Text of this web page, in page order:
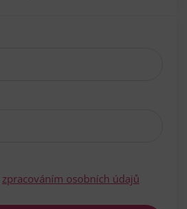
zpracováním osobních údajů